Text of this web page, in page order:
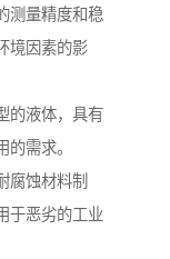
测量精度和稳
境因素的影
的液体，具有
需求。
腐蚀材料制
于恶劣的工业